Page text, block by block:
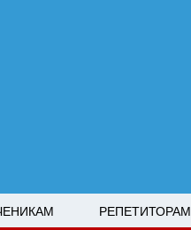
РЕПЕТИТОРАМ